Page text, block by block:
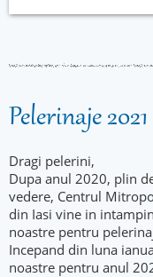
Pelerinaje 2021
Dragi pelerini,
Dupa anul 2020, plin
vedere, Centrul
din Iasi vine in
noastre pentru
Incepand din luna
noastre pentru anul